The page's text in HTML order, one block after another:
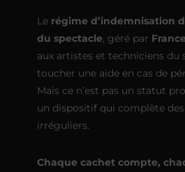
Le régime d’indemnisation
du spectacle, géré par
aux artistes et techniciens du
toucher une aide en cas de
Mais ce n’est pas un statut
un dispositif qui complète
irréguliers.
Chaque cachet compte,